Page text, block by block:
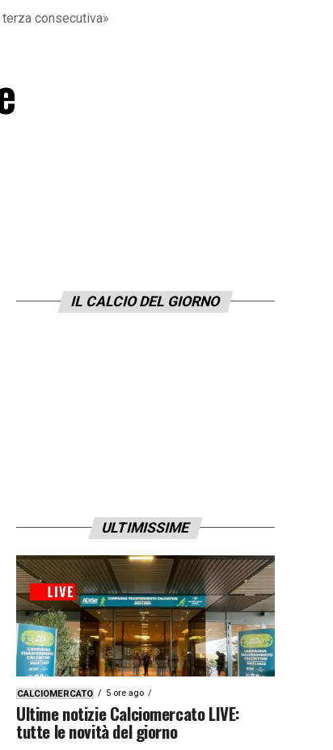
consecutiva»
IL CALCIO DEL GIORNO
ULTIMISSIME
CALCIOMERCATO 5 ore ago
Ultime notizie Calciomercato LIVE:
tutte le novità del giorno